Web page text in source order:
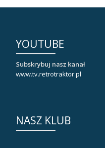
YOUTUBE
Subskrybuj nasz kanał
www.tv.retrotraktor.pl
NASZ KLUB